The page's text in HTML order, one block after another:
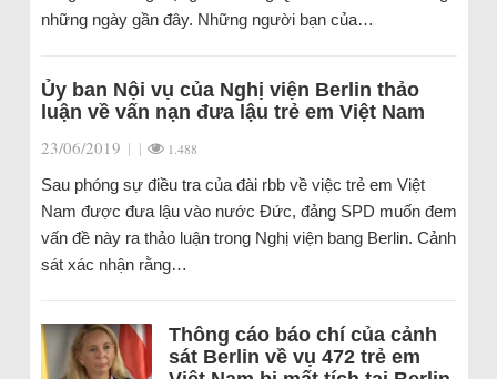
những ngày gần đây. Những người bạn của…
Ủy ban Nội vụ của Nghị viện Berlin thảo
luận về vấn nạn đưa lậu trẻ em Việt Nam
23/06/2019 | | 1.488
Sau phóng sự điều tra của đài rbb về việc trẻ em Việt
Nam được đưa lậu vào nước Đức, đảng SPD muốn đem
vấn đề này ra thảo luận trong Nghị viện bang Berlin. Cảnh
sát xác nhận rằng…
Thông cáo báo chí của cảnh
sát Berlin về vụ 472 trẻ em